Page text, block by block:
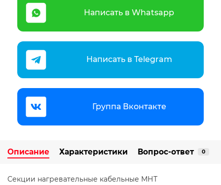
Написать в Whatsapp
Написать в Telegram
Группа Вконтакте
Описание Характеристики Вопрос-ответ 0
Секции нагревательные кабельные МНТ